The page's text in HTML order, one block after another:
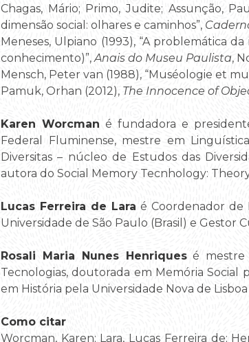
Chagas, Mário; Primo, Judite; Assunção,
dimensão social: olhares e caminhos”,
Meneses, Ulpiano (1993), “A problemática
conhecimento)”,Anais do Museu Paulista,
Mensch, Peter van (1988), “Muséologie et
Pamuk, Orhan (2012), The Innocence of
Karen Worcman é fundadora e
Federal Fluminense, mestre em
Diversitas – núcleo de Estudos das
autora do Social Memory Tecnhology:
Lucas Ferreira de Lara é Coordenador de
Universidade de São Paulo (Brasil) e Gestor
Rosali Maria Nunes Henriquesé mestre
Tecnologias, doutorada em Memória Social
em História pela Universidade Nova de
Como citar
Worcman, Karen; Lara, Lucas Ferreira de;